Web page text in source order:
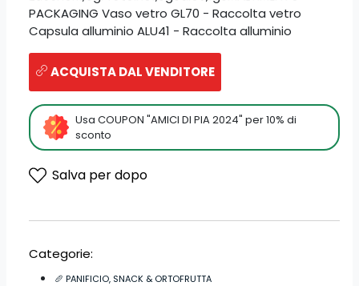
PACKAGING Vaso vetro GL70 - Raccolta vetro
Capsula alluminio ALU41 - Raccolta alluminio
ACQUISTA DAL VENDITORE
Usa COUPON "AMICI DI PIA 2024" per 10% di
sconto
Salva per dopo
Categorie:
🥖 PANIFICIO, SNACK & ORTOFRUTTA